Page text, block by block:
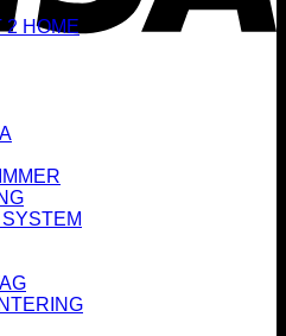
2 HOME